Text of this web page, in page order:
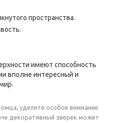
пространства.
имеют способность
вполне интересный и
уделите особое внимание
декоративный зверек может